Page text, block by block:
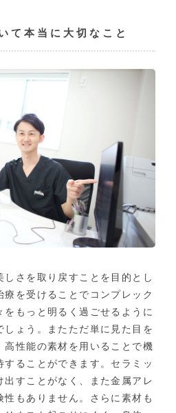
て本当に大切なこと
さを取り戻すことを目的とし
療を受けることでコンプレック
をもっと明るく過ごせるように
しょう。またただ単に見た目を
高性能の素材を用いることで機
ることができます。セラミッ
出すことがなく、また金属アレ
性もありません。さらに素材も